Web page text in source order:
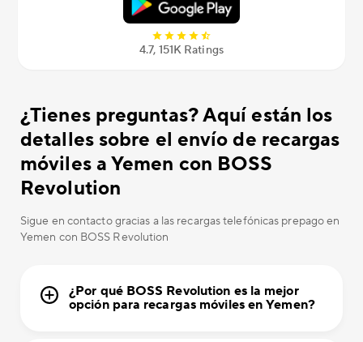
4.7, 151K Ratings
¿Tienes preguntas? Aquí están los
detalles sobre el envío de recargas
móviles a Yemen con BOSS
Revolution
Sigue en contacto gracias a las recargas telefónicas prepago en
Yemen con BOSS Revolution
¿Por qué BOSS Revolution es la mejor
opción para recargas móviles en Yemen?